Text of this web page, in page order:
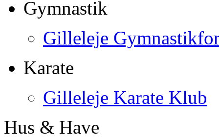
Gymnastik
Gilleleje
Karate
Gilleleje Karate Klub
Hus & Have